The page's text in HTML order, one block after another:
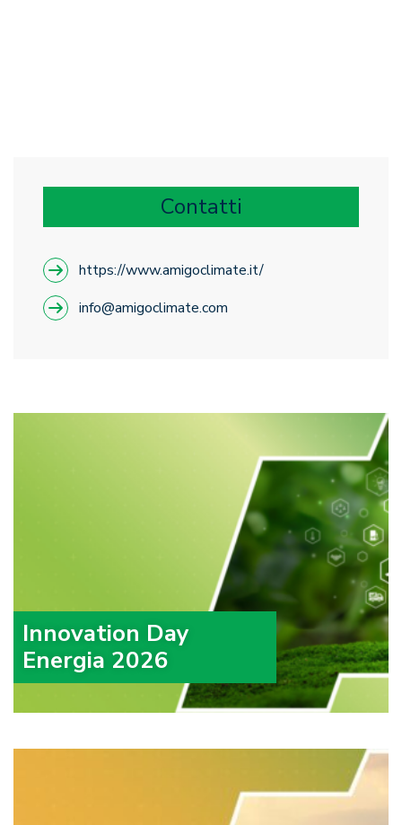
Contatti
https://www.amigoclimate.it/
info@amigoclimate.com
Innovation Day
Energia 2026